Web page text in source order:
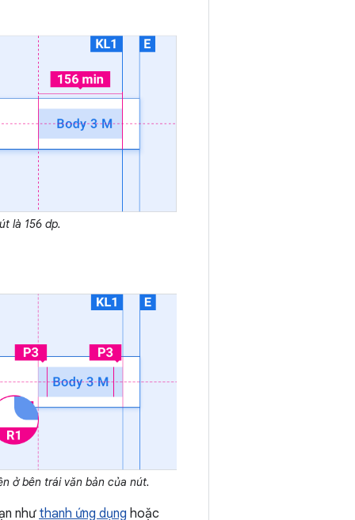
là 156 dp.
ở bên trái văn bản của nút.
như thanh ứng dụng hoặc